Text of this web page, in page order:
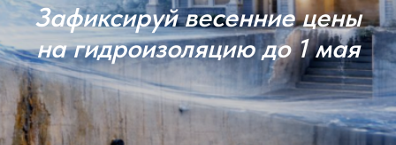
Зафиксируй весенние цены
на гидроизоляцию до 1 мая